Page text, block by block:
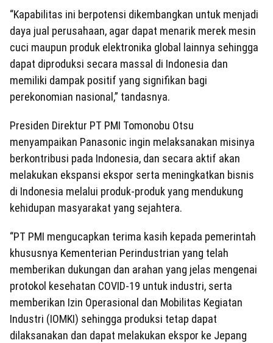
“Kapabilitas ini berpotensi dikembangkan untuk menjadi
daya jual perusahaan, agar dapat menarik merek mesin
cuci maupun produk elektronika global lainnya sehingga
dapat diproduksi secara massal di Indonesia dan
memiliki dampak positif yang signifikan bagi
perekonomian nasional,” tandasnya.
Presiden Direktur PT PMI Tomonobu Otsu
menyampaikan Panasonic ingin melaksanakan misinya
berkontribusi pada Indonesia, dan secara aktif akan
melakukan ekspansi ekspor serta meningkatkan bisnis
di Indonesia melalui produk-produk yang mendukung
kehidupan masyarakat yang sejahtera.
“PT PMI mengucapkan terima kasih kepada pemerintah
khususnya Kementerian Perindustrian yang telah
memberikan dukungan dan arahan yang jelas mengenai
protokol kesehatan COVID-19 untuk industri, serta
memberikan Izin Operasional dan Mobilitas Kegiatan
Industri (IOMKI) sehingga produksi tetap dapat
dilaksanakan dan dapat melakukan ekspor ke Jepang